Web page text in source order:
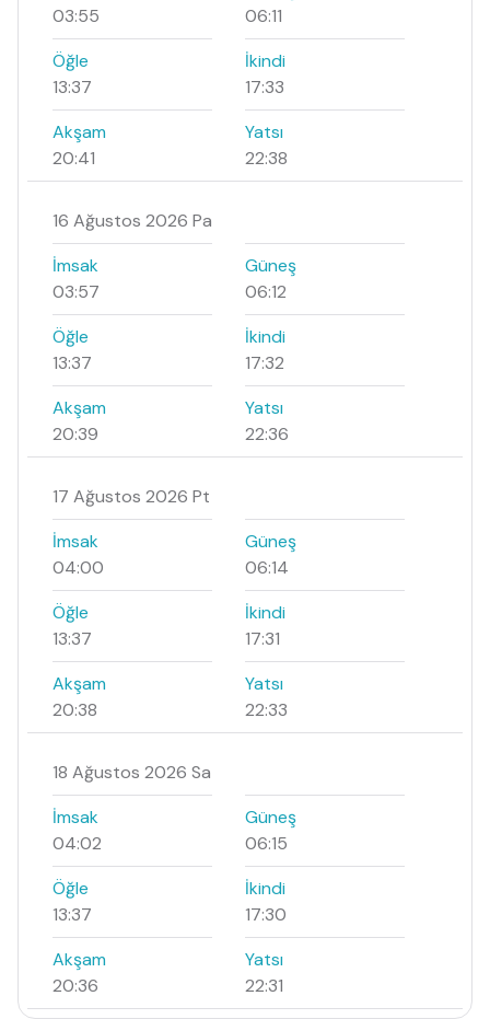
03:55
06:11
Öğle
13:37
İkindi
17:33
Akşam
20:41
Yatsı
22:38
16 Ağustos 2026 Pa
İmsak
03:57
Güneş
06:12
Öğle
13:37
İkindi
17:32
Akşam
20:39
Yatsı
22:36
17 Ağustos 2026 Pt
İmsak
04:00
Güneş
06:14
Öğle
13:37
İkindi
17:31
Akşam
20:38
Yatsı
22:33
18 Ağustos 2026 Sa
İmsak
04:02
Güneş
06:15
Öğle
13:37
İkindi
17:30
Akşam
20:36
Yatsı
22:31